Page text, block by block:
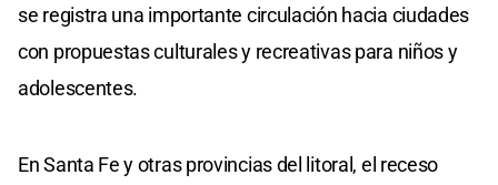
se registra una importante circulación hacia ciudades
con propuestas culturales y recreativas para niños y
adolescentes.
En Santa Fe y otras provincias del litoral, el receso